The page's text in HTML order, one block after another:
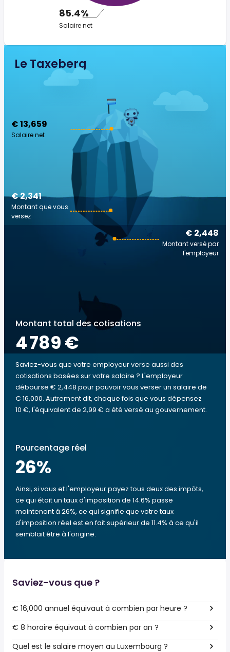
85.4%
Salaire net
Le Taxeberg
€ 13,659
Salaire net
€ 2,448
Montant versé par
l'employeur
€ 2,341
Montant que vous
versez
Montant total des cotisations
4 789 €
Saviez-vous que votre employeur verse aussi des
cotisations basées sur votre salaire ? L'employeur
débourse € 2,448 pour pouvoir vous verser un salaire de
€ 16,000. Autrement dit, chaque fois que vous dépensez
10 €, l'équivalent de 2,99 € a été versé au gouvernement.
Pourcentage réel
26%
Ainsi, si vous et l'employeur payez tous deux des impôts,
ce qui était un taux d'imposition de 14.6% passe
maintenant à 26%, ce qui signifie que votre taux
d'imposition réel est en fait supérieur de 11.4% à ce qu'il
semblait être à l'origine.
Saviez-vous que ?
€ 16,000 annuel équivaut à combien par heure ?
€ 8 horaire équivaut à combien par an ?
Quel est le salaire moyen au Luxembourg ?